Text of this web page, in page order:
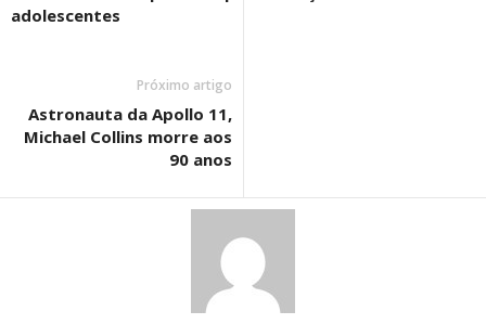
adolescentes
Próximo artigo
Astronauta da Apollo 11,
Michael Collins morre aos
90 anos